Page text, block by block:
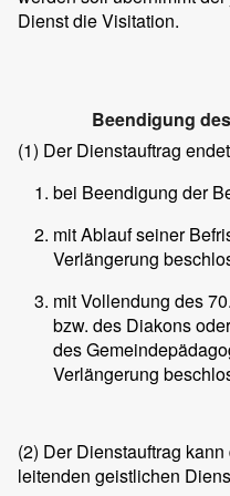
Dienst die Visitation.
Beendigung
(1) Der Dienstauftrag endet
bei Beendigung der
mit Ablauf seiner
Verlängerung
mit Vollendung des
bzw. des Diakons
des
Verlängerung
(2) Der Dienstauftrag
leitenden geistlichen